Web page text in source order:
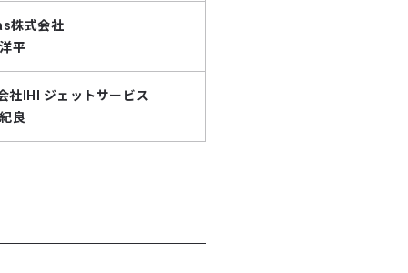
株式会社
平
社IHI ジェットサービス
良